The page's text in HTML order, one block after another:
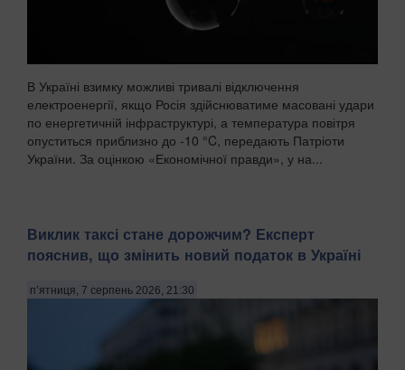
В Україні взимку можливі тривалі відключення
електроенергії, якщо Росія здійснюватиме масовані удари
по енергетичній інфраструктурі, а температура повітря
опуститься приблизно до -10 °C, передають Патріоти
України. За оцінкою «Економічної правди», у на...
Виклик таксі стане дорожчим? Експерт
пояснив, що змінить новий податок в Україні
п’ятниця, 7 серпень 2026, 21:30